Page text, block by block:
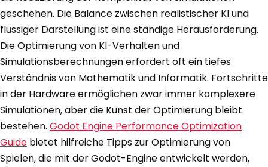
geschehen. Die Balance zwischen realistischer KI und
flüssiger Darstellung ist eine ständige Herausforderung.
Die Optimierung von KI-Verhalten und
Simulationsberechnungen erfordert oft ein tiefes
Verständnis von Mathematik und Informatik. Fortschritte
in der Hardware ermöglichen zwar immer komplexere
Simulationen, aber die Kunst der Optimierung bleibt
bestehen. Godot Engine Performance Optimization
Guide bietet hilfreiche Tipps zur Optimierung von
Spielen, die mit der Godot-Engine entwickelt werden,